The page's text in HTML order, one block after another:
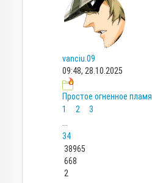
vanciu.09
09:48, 28.10.2025
Простое огненное пламя
1
2
3
34
38965
668
2